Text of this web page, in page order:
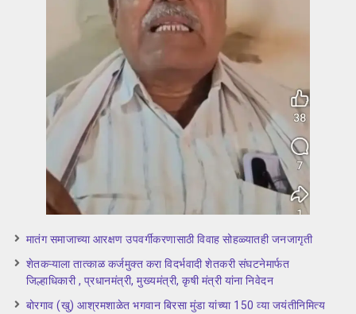
मातंग समाजाच्या आरक्षण उपवर्गीकरणासाठी विवाह सोहळ्यातही जनजागृती
शेतकऱ्याला तात्काळ कर्जमुक्त करा विदर्भवादी शेतकरी संघटनेमार्फत
जिल्हाधिकारी , प्रधानमंत्री, मुख्यमंत्री, कृषी मंत्री यांना निवेदन
बोरगाव (खु) आश्रमशाळेत भगवान बिरसा मुंडा यांच्या 150 व्या जयंतीनिमित्य